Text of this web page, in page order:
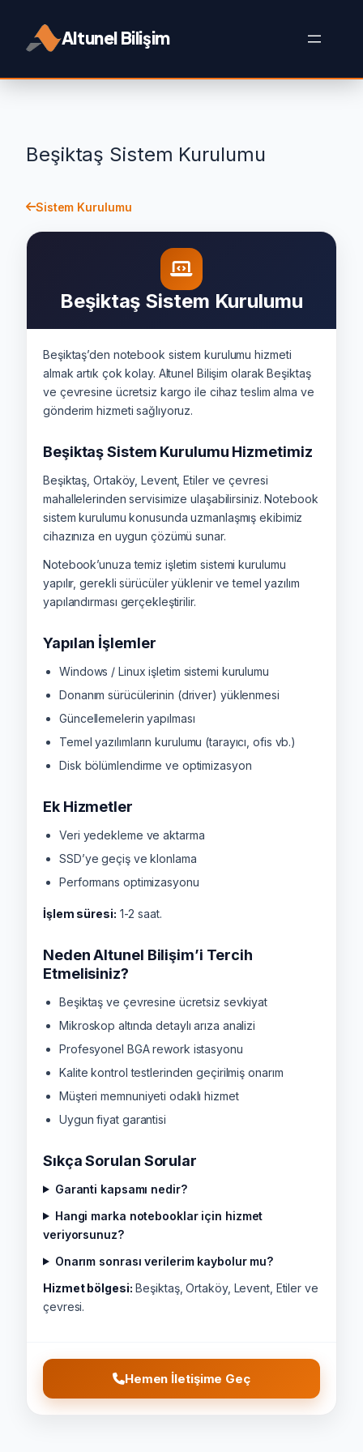
Altunel Bilişim
Beşiktaş Sistem Kurulumu
Sistem Kurulumu
Beşiktaş Sistem Kurulumu
Beşiktaş’den notebook sistem kurulumu hizmeti
almak artık çok kolay. Altunel Bilişim olarak Beşiktaş
ve çevresine ücretsiz kargo ile cihaz teslim alma ve
gönderim hizmeti sağlıyoruz.
Beşiktaş Sistem Kurulumu Hizmetimiz
Beşiktaş, Ortaköy, Levent, Etiler ve çevresi
mahallelerinden servisimize ulaşabilirsiniz. Notebook
sistem kurulumu konusunda uzmanlaşmış ekibimiz
cihazınıza en uygun çözümü sunar.
Notebook’unuza temiz işletim sistemi kurulumu
yapılır, gerekli sürücüler yüklenir ve temel yazılım
yapılandırması gerçekleştirilir.
Yapılan İşlemler
Windows / Linux işletim sistemi kurulumu
Donanım sürücülerinin (driver) yüklenmesi
Güncellemelerin yapılması
Temel yazılımların kurulumu (tarayıcı, ofis vb.)
Disk bölümlendirme ve optimizasyon
Ek Hizmetler
Veri yedekleme ve aktarma
SSD’ye geçiş ve klonlama
Performans optimizasyonu
İşlem süresi: 1-2 saat.
Neden Altunel Bilişim’i Tercih
Etmelisiniz?
Beşiktaş ve çevresine ücretsiz sevkiyat
Mikroskop altında detaylı arıza analizi
Profesyonel BGA rework istasyonu
Kalite kontrol testlerinden geçirilmiş onarım
Müşteri memnuniyeti odaklı hizmet
Uygun fiyat garantisi
Sıkça Sorulan Sorular
Garanti kapsamı nedir?
Hangi marka notebooklar için hizmet
veriyorsunuz?
Onarım sonrası verilerim kaybolur mu?
Hizmet bölgesi: Beşiktaş, Ortaköy, Levent, Etiler ve
çevresi.
Hemen İletişime Geç